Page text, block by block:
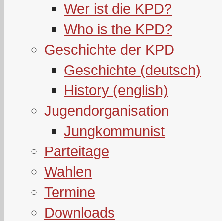
Wer ist die KPD?
Who is the KPD?
Geschichte der KPD
Geschichte (deutsch)
History (english)
Jugendorganisation
Jungkommunist
Parteitage
Wahlen
Termine
Downloads